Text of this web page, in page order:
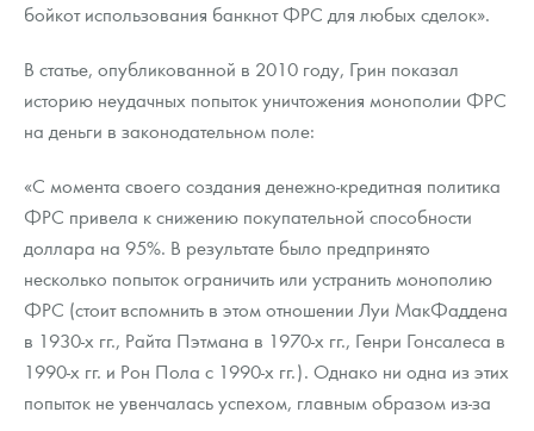
бойкот использования банкнот ФРС для любых сделок».
В статье, опубликованной в 2010 году, Грин показал
историю неудачных попыток уничтожения монополии ФРС
на деньги в законодательном поле:
«С момента своего создания денежно-кредитная политика
ФРС привела к снижению покупательной способности
доллара на 95%. В результате было предпринято
несколько попыток ограничить или устранить монополию
ФРС (стоит вспомнить в этом отношении Луи МакФаддена
в 1930-х гг., Райта Пэтмана в 1970-х гг., Генри Гонсалеса в
1990-х гг. и Рон Пола с 1990-х гг.). Однако ни одна из этих
попыток не увенчалась успехом, главным образом из-за